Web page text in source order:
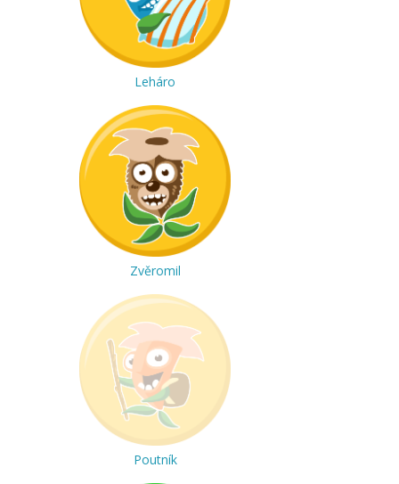
Leháro
Zvěromil
Poutník